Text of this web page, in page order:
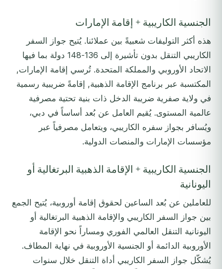
الجنسية الكاريبية + إقامة الإمارات
هذه أكثر التوليفات شعبيةً بين عملائنا. يُتيح جواز السفر
الكاريبي التنقل بدون تأشيرة إلى 136-148 دولة بما فيها
الاتحاد الأوروبي والمملكة المتحدة. تُرسي إقامة الإمارات,
المكتسبة عبر برنامج الإقامة الذهبية, إقامةً ضريبية رسمية
في ولاية صفرية ضريبة الدخل ذات بنية تحتية مصرفية
عالمية المستوى. يُقيم العامل عن بُعد أساساً في دبي،
ويُسافر بجواز سفره الكاريبي، ويتعامل مصرفياً عبر
مؤسسات الإمارات والمنصات الدولية.
الجنسية الكاريبية + الإقامة الذهبية البرتغالية أو
اليونانية
للعاملين عن بُعد الساعين لحقوق إقامة أوروبية، يُتيح الجمع
بين جواز السفر الكاريبي والإقامة الذهبية البرتغالية أو
اليونانية التنقل العالمي الفوري ومساراً نحو الإقامة
الأوروبية الدائمة أو الجنسية الأوروبية في نهاية المطاف.
يُشكّل جواز السفر الكاريبي أداة التنقل خلال سنوات